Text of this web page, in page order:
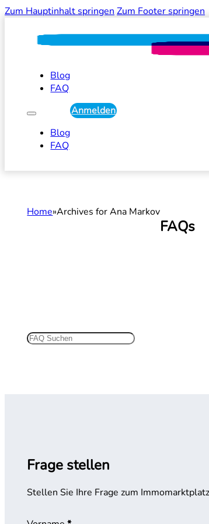
Zum Hauptinhalt springen Zum Footer springen
Blog
FAQ
Blog
FAQ
Anmelden
Home Archives for Ana Markov
FAQs
Frage stellen
Stellen Sie Ihre Frage zum